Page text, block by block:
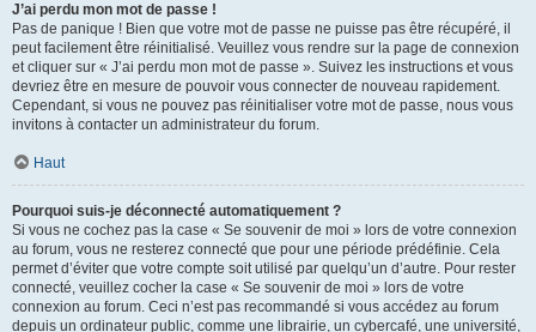
J’ai perdu mon mot de passe !
Pas de panique ! Bien que votre mot de passe ne puisse pas être récupéré, il
peut facilement être réinitialisé. Veuillez vous rendre sur la page de connexion
et cliquer sur « J’ai perdu mon mot de passe ». Suivez les instructions et vous
devriez être en mesure de pouvoir vous connecter de nouveau rapidement.
Cependant, si vous ne pouvez pas réinitialiser votre mot de passe, nous vous
invitons à contacter un administrateur du forum.
Haut
Pourquoi suis-je déconnecté automatiquement ?
Si vous ne cochez pas la case « Se souvenir de moi » lors de votre connexion
au forum, vous ne resterez connecté que pour une période prédéfinie. Cela
permet d’éviter que votre compte soit utilisé par quelqu’un d’autre. Pour rester
connecté, veuillez cocher la case « Se souvenir de moi » lors de votre
connexion au forum. Ceci n’est pas recommandé si vous accédez au forum
depuis un ordinateur public, comme une librairie, un cybercafé, une université,